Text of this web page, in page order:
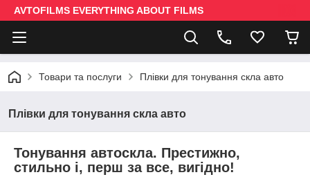
AVTOFILMS EVERYTHING ABOUT FILMS
Товари та послуги Плівки для тонування скла авто
Плівки для тонування скла авто
Тонування автоскла. Престижно,
стильно і, перш за все, вигідно!